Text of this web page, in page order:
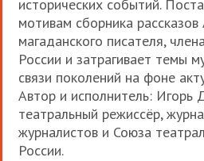
исторических событий.
мотивам сборника
магаданского писателя,
России и затрагивает темы
связи поколений на фоне
Автор и исполнитель: Игорь
театральный режиссёр,
журналистов и Союза
России.